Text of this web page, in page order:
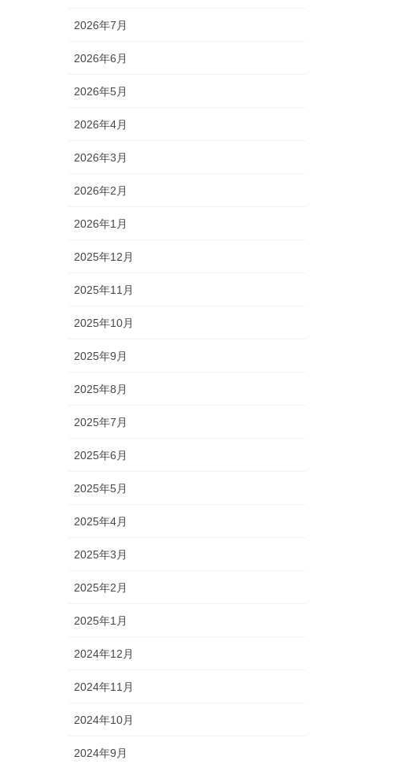
2026年7月
2026年6月
2026年5月
2026年4月
2026年3月
2026年2月
2026年1月
2025年12月
2025年11月
2025年10月
2025年9月
2025年8月
2025年7月
2025年6月
2025年5月
2025年4月
2025年3月
2025年2月
2025年1月
2024年12月
2024年11月
2024年10月
2024年9月